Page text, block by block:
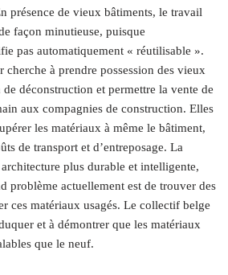
présence de vieux bâtiments, le travail
façon minutieuse, puisque
pas automatiquement « réutilisable ».
à prendre possession des vieux
déconstruction et permettre la vente de
aux compagnies de construction. Elles
les matériaux à même le bâtiment,
de transport et d’entreposage. La
plus durable et intelligente,
problème actuellement est de trouver des
ces matériaux usagés. Le collectif belge
et à démontrer que les matériaux
que le neuf.